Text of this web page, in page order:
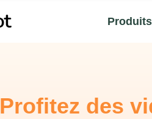
Produits
Profitez des